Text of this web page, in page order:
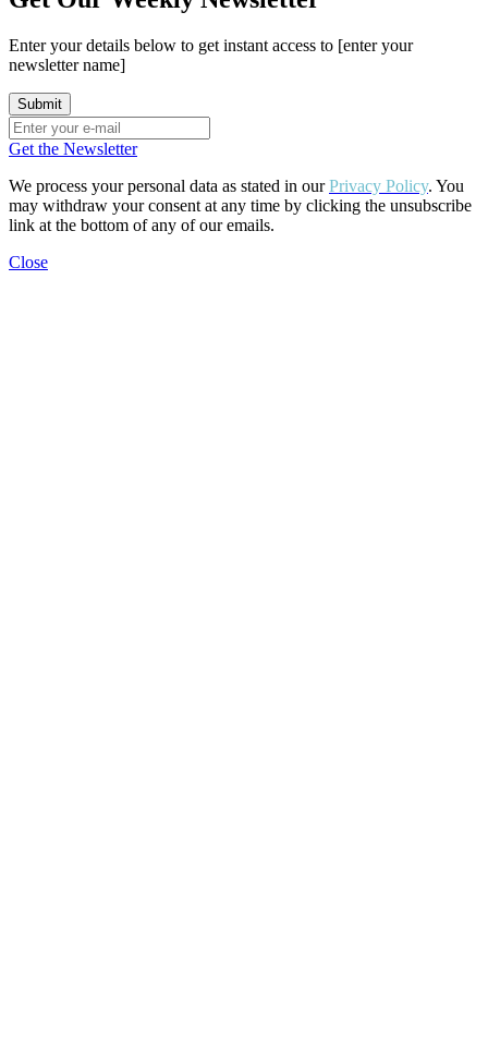
Enter your details below to get instant access to [enter your
newsletter name]
Get the Newsletter
We process your personal data as stated in ourPrivacy Policy. You
may withdraw your consent at any time by clicking the unsubscribe
link at the bottom of any of our emails.
Close